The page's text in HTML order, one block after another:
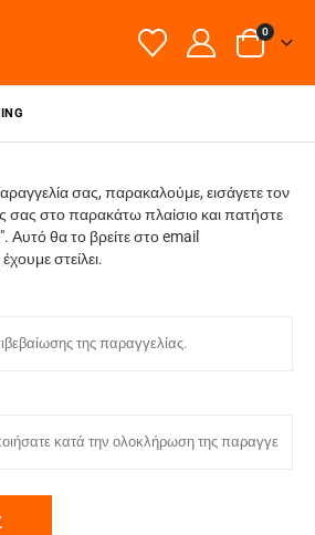
0
σας, παρακαλούμε, εισάγετε τον
σας στο παρακάτω πλαίσιο και πατήστε
Αυτό θα το βρείτε στο email
στείλει.